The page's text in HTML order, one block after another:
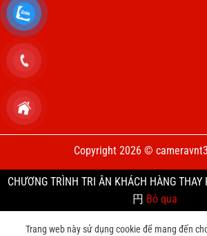
Copyright 2026 ©
CHƯƠNG TRÌNH TRI ÂN KHÁCH HÀNG
円 Bỏ qua
Trang web này sử dụng cookie để mang đến